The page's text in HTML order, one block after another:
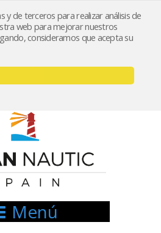
y de terceros para realizar análisis de
web para mejorar nuestros
consideramos que acepta su
Mi cuenta
// 654999333
Menú